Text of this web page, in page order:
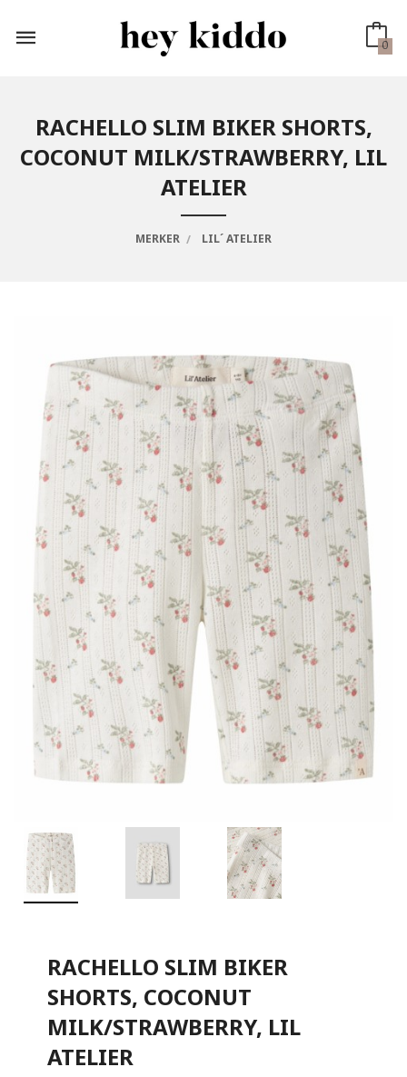
innholdet
0
RACHELLO SLIM BIKER SHORTS,
COCONUT MILK/STRAWBERRY, LIL
ATELIER
MERKER LIL´ ATELIER
RACHELLO SLIM BIKER
SHORTS, COCONUT
MILK/STRAWBERRY, LIL
ATELIER